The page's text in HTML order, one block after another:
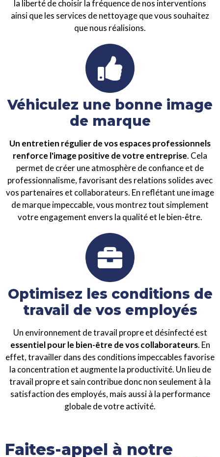
la liberté de choisir la fréquence de nos interventions
ainsi que les services de nettoyage que vous souhaitez
que nous réalisions.
Véhiculez une bonne image
de marque
Un entretien régulier de vos espaces professionnels
renforce l'image positive de votre entreprise. Cela
permet de créer une atmosphère de confiance et de
professionnalisme, favorisant des relations solides avec
vos partenaires et collaborateurs. En reflétant une image
de marque impeccable, vous montrez tout simplement
votre engagement envers la qualité et le bien-être.
Optimisez les conditions de
travail de vos employés
Un environnement de travail propre et désinfecté est
essentiel pour le bien-être de vos collaborateurs. En
effet, travailler dans des conditions impeccables favorise
la concentration et augmente la productivité. Un lieu de
travail propre et sain contribue donc non seulement à la
satisfaction des employés, mais aussi à la performance
globale de votre activité.
Faites-appel à notre